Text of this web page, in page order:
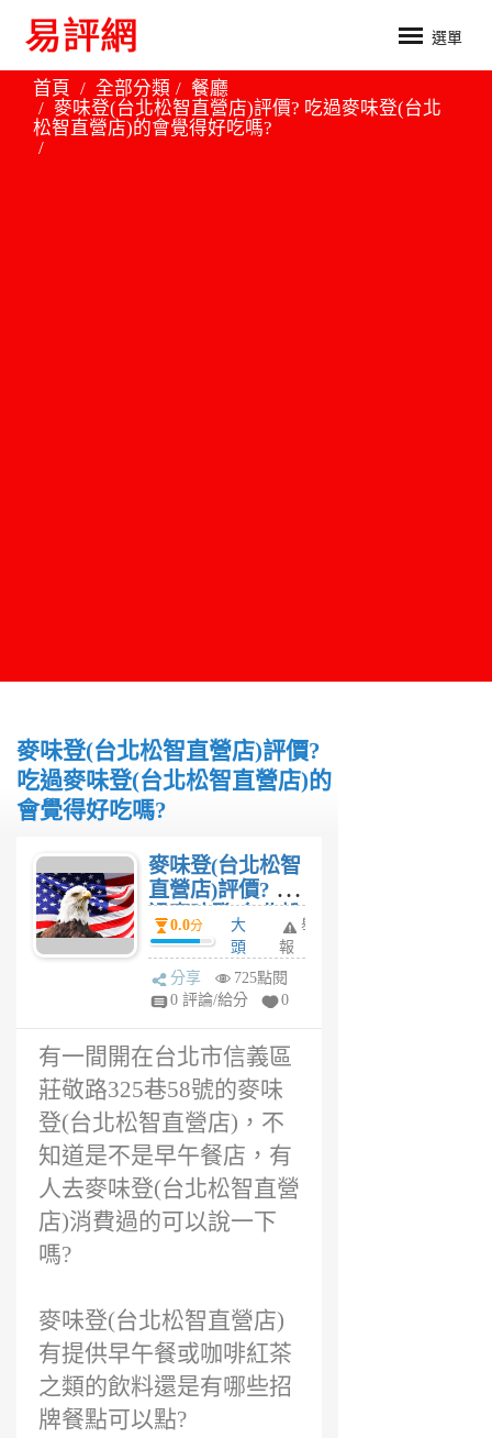
選單
首頁 全部分類
餐廳
麥味登(台北松智直營店)評價? 吃過麥味登(台北
松智直營店)的會覺得好吃嗎?
麥味登(台北松智直營店)評價?
吃過麥味登(台北松智直營店)的
會覺得好吃嗎?
麥味登(台北松智
直營店)評價? 吃
過麥味登(台北松
智直營店)的會覺
得好吃嗎?
0.0分
大
頭
6
年
舉
報
分享
725點閱
0 評論/給分
0
有一間開在台北市信義區
莊敬路325巷58號的麥味
登(台北松智直營店)，不
知道是不是早午餐店，有
人去麥味登(台北松智直營
店)消費過的可以說一下
嗎?
麥味登(台北松智直營店)
有提供早午餐或咖啡紅茶
之類的飲料還是有哪些招
牌餐點可以點?